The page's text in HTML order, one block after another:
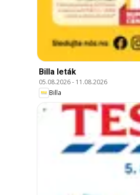
Billa leták
05.08.2026- 11.08.2026
Billa